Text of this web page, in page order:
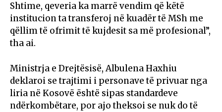
Shtime, qeveria ka marrë vendim që këtë
institucion ta transferoj në kuadër të MSh me
qëllim të ofrimit të kujdesit sa më profesional”,
tha ai.
Ministrja e Drejtësisë, Albulena Haxhiu
deklaroi se trajtimi i personave të privuar nga
liria në Kosovë është sipas standardeve
ndërkombëtare, por ajo theksoi se nuk do të